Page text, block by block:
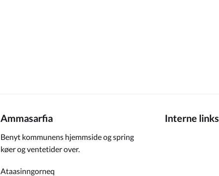
Ammasarfia
Benyt kommunens hjemmside og spring
køer og ventetider over.
Ataasinngorneq
Interne links